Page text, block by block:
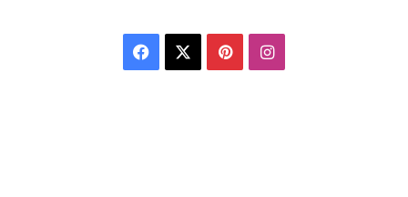
Facebook PinterestInstagram